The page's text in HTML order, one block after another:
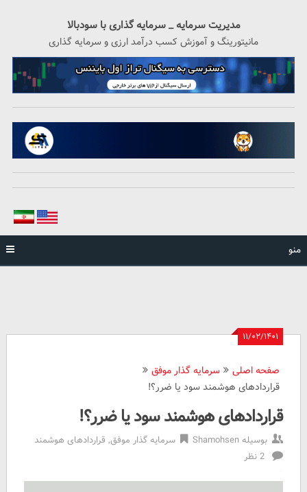
مدیریت سرمایه _ سرمایه گذاری با سودبالا
مانیتورینگ و آموزش کسب درآمد ارزی و سرمایه گذاری
منو
۱۱/۰۲/۱۴۰۱
صفحه اصلی
سرمایه گذار موفق
قراردادهای هوشمند سود یا ضرر؟!
قراردادهای هوشمند سود یا ضرر؟!
بوسیلهShamohsen سرمایه گذار موفق, قراردادهای هوشمند
2 نظر